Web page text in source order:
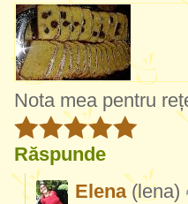
Nota mea pentru
Răspunde
Elena (lena)